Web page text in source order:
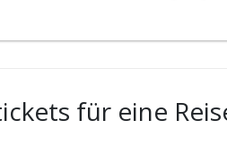
für eine